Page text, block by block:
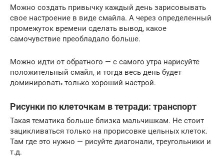
Можно создать привычку каждый день зарисовывать
свое настроение в виде смайла. А через определенный
промежуток времени сделать вывод, какое
самочувствие преобладало больше.
Можно идти от обратного — с самого утра нарисуйте
положительный смайл, и тогда весь день будет
доминировать только хороший настрой.
Рисунки по клеточкам в тетради: транспорт
Такая тематика больше близка мальчишкам. Не стоит
зацикливаться только на прорисовке цельных клеток.
Там где это нужно — рисуйте диагонали, треугольники и
т.д.